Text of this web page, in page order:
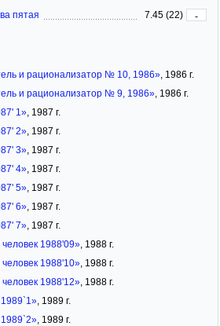
пятая 7.45 (22) -
и рационализатор № 10, 1986», 1986 г.
и рационализатор № 9, 1986», 1986 г.
1», 1987 г.
2», 1987 г.
3», 1987 г.
4», 1987 г.
5», 1987 г.
6», 1987 г.
7», 1987 г.
1988'09», 1988 г.
1988'10», 1988 г.
1988'12», 1988 г.
, 1989 г.
, 1989 г.